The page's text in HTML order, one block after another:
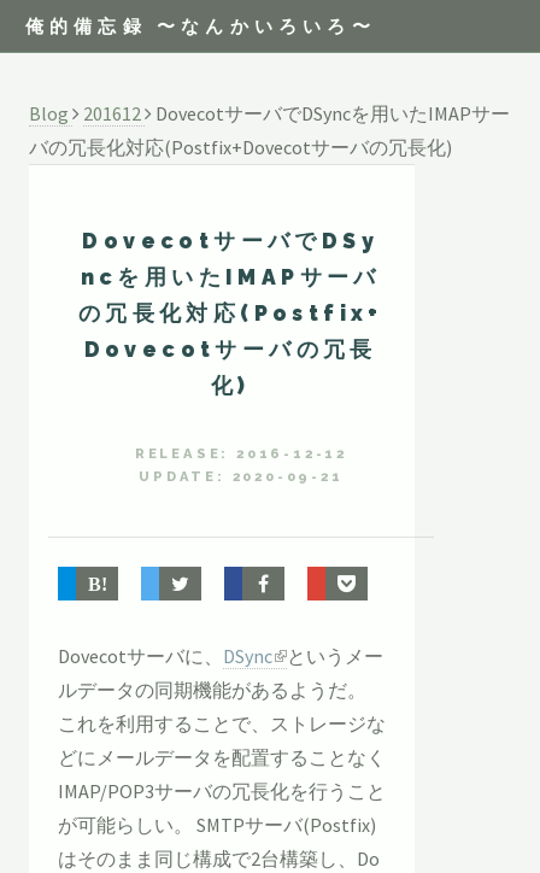
俺的備忘録 〜なんかいろいろ〜
Blog 201612
DovecotサーバでDSyncを用いたIMAPサー
バの冗長化対応(Postfix+Dovecotサーバの冗長化)
DovecotサーバでDSy
ncを用いたIMAPサーバ
の冗長化対応(Postfix+
Dovecotサーバの冗長
化)
RELEASE: 2016-12-12
UPDATE: 2020-09-21
Dovecotサーバに、 DSync
というメー
ルデータの同期機能があるようだ。
これを利用することで、ストレージな
どにメールデータを配置することなく
IMAP/POP3サーバの冗長化を行うこと
が可能らしい。 SMTPサーバ(Postfix)
はそのまま同じ構成で2台構築し、Do